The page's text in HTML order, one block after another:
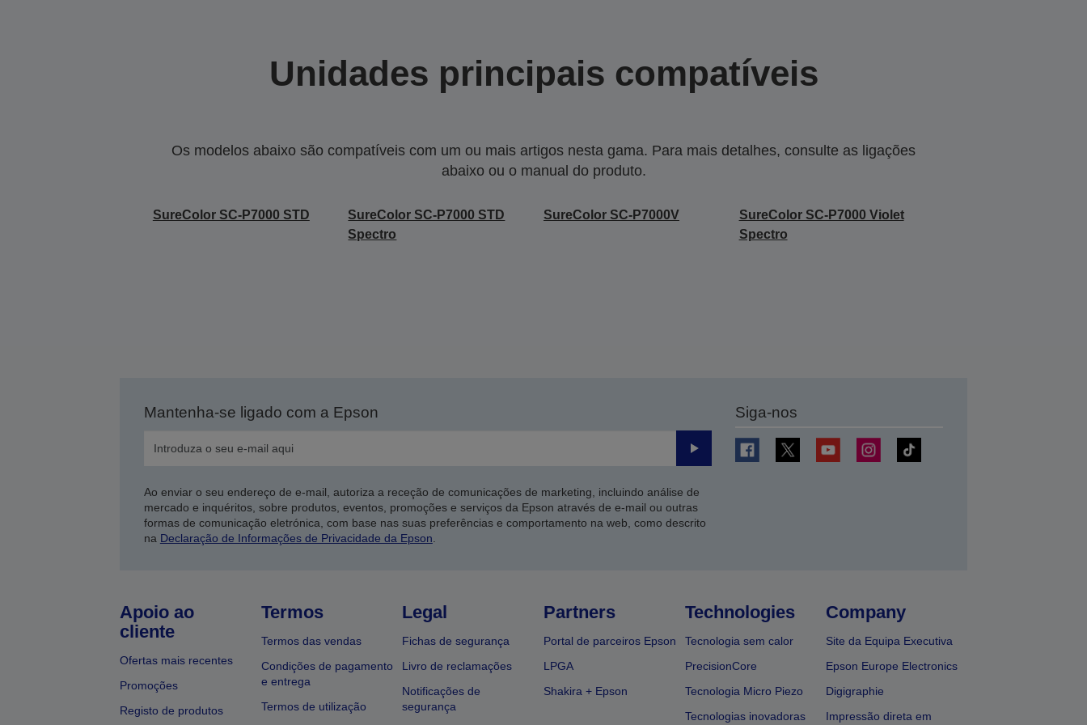
Unidades principais compatíveis
Os modelos abaixo são compatíveis com um ou mais artigos nesta gama. Para mais detalhes, consulte as ligações
abaixo ou o manual do produto.
SureColor SC-P7000 STD
SureColor SC-P7000 STD
Spectro
SureColor SC-P7000V
SureColor SC-P7000 Violet
Spectro
Mantenha-se ligado com a Epson
Enviar
Ao enviar o seu endereço de e-mail, autoriza a receção de comunicações de marketing, incluindo análise de
mercado e inquéritos, sobre produtos, eventos, promoções e serviços da Epson através de e-mail ou outras
formas de comunicação eletrónica, com base nas suas preferências e comportamento na web, como descrito
na Declaração de Informações de Privacidade da Epson
Siga-nos
Apoio ao
cliente
Ofertas mais recentes
Promoções
Registo de produtos
Termos
Termos das vendas
Condições de pagamento
e entrega
Termos de utilização
Legal
Fichas de segurança
Livro de reclamações
Notificações de
segurança
Partners
Portal de parceiros Epson
LPGA
Shakira + Epson
Technologies
Tecnologia sem calor
PrecisionCore
Tecnologia Micro Piezo
Tecnologias inovadoras
Company
Site da Equipa Executiva
Epson Europe Electronics
Digigraphie
Impressão direta em